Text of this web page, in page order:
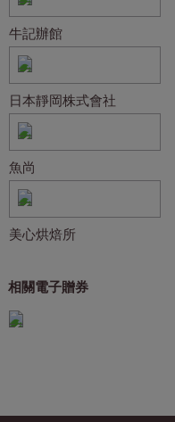
牛記辦館
日本靜岡株式會社
魚尚
美心烘焙所
相關電子贈券